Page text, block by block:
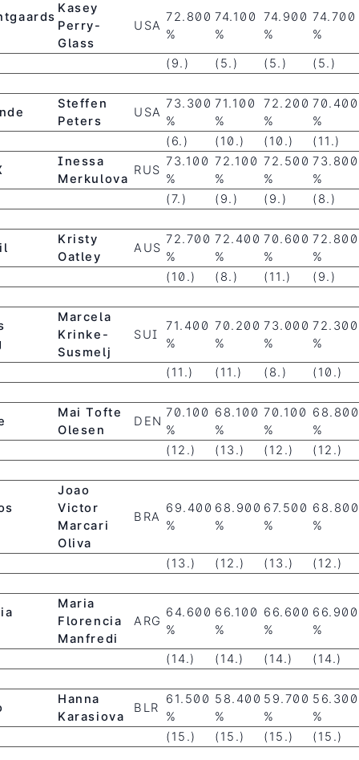
Kasey
Perry-
Glass
USA
72.800
%
74.100
%
74.900
%
74.700
%
(9.)
(5.) (5.) (5.)
Steffen
Peters
USA
73.300
%
71.100
%
72.200
%
70.400
%
(6.)
(10.) (10.)
(11.)
Inessa
Merkulova
RUS
73.100
%
72.100
%
72.500
%
73.800
%
(7.)
(9.) (9.) (8.)
Kristy
Oatley
AUS
72.700
%
72.400
%
70.600
%
72.800
%
(10.)
(8.) (11.) (9.)
Marcela
Krinke-
Susmelj
SUI
71.400
%
70.200
%
73.000
%
72.300
%
(11.)
(11.) (8.) (10.)
Mai Tofte
Olesen
DEN
70.100
%
68.100
%
70.100
%
68.800
%
(12.)
(13.) (12.) (12.)
Joao
Victor
Marcari
Oliva
BRA
69.400
%
68.900
%
67.500
%
68.800
%
(13.) (12.) (13.) (12.)
Maria
Florencia
Manfredi
ARG
64.600
%
66.100
%
66.600
%
66.900
%
(14.)
(14.) (14.) (14.)
Hanna
Karasiova
BLR
61.500
%
58.400
%
59.700
%
56.300
%
(15.)
(15.) (15.) (15.)